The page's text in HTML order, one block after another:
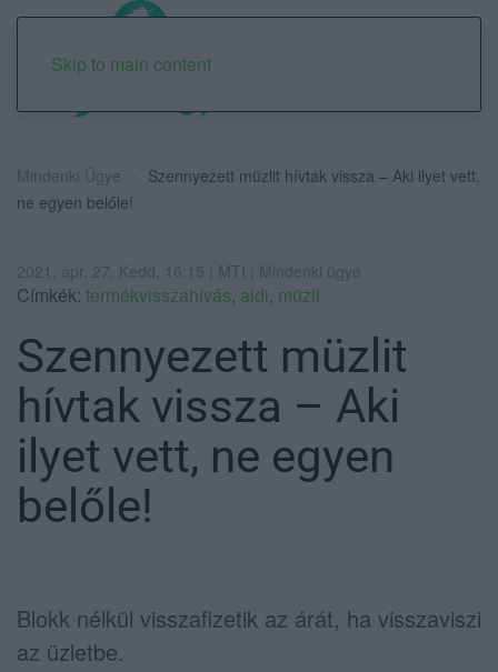
Skip to main content
Mindenki Ügye
Szennyezett müzlit hívtak vissza – Aki ilyet vett,
ne egyen belőle!
2021. ápr. 27. Kedd, 16:15 | MTI | Mindenki ügye
Címkék: termékvisszahívás, aldi, müzli
Szennyezett müzlit
hívtak vissza – Aki
ilyet vett, ne egyen
belőle!
Blokk nélkül visszafizetik az árát, ha visszaviszi
az üzletbe.